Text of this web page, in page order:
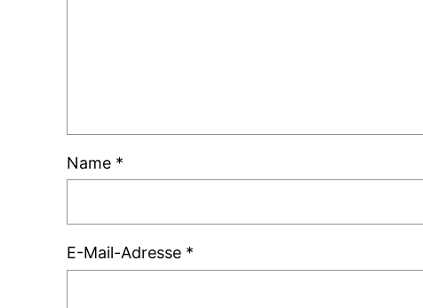
Name *
E-Mail-Adresse *